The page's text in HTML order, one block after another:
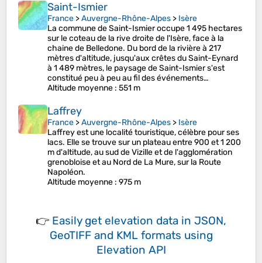
Saint-Ismier
France >Auvergne-Rhône-Alpes > Isère
La commune de Saint-Ismier occupe 1 495 hectares
sur le coteau de la rive droite de l'Isère, face à la
chaine de Belledone. Du bord de la rivière à 217
mètres d'altitude, jusqu'aux crêtes du Saint-Eynard
à 1 489 mètres, le paysage de Saint-Ismier s'est
constitué peu à peu au fil des événements…
Altitude moyenne : 551 m
Laffrey
France >Auvergne-Rhône-Alpes > Isère
Laffrey est une localité touristique, célèbre pour ses
lacs. Elle se trouve sur un plateau entre 900 et 1 200
m d'altitude, au sud de Vizille et de l'agglomération
grenobloise et au Nord de La Mure, sur la Route
Napoléon.
Altitude moyenne : 975 m
👉 Easily get elevation data in JSON,
GeoTIFF and KML formats using
Elevation API